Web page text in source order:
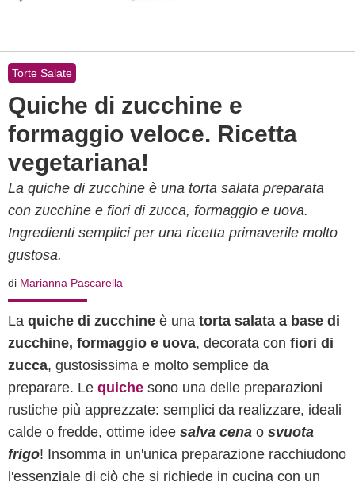
Torte Salate
Quiche di zucchine e
formaggio veloce. Ricetta
vegetariana!
La quiche di zucchine è una torta salata preparata
con zucchine e fiori di zucca, formaggio e uova.
Ingredienti semplici per una ricetta primaverile molto
gustosa.
di Marianna Pascarella
La quiche di zucchine è una torta salata a base di
zucchine, formaggio e uova, decorata con fiori di
zucca, gustosissima e molto semplice da
preparare. Le quiche sono una delle preparazioni
rustiche più apprezzate: semplici da realizzare, ideali
calde o fredde, ottime idee salva cena o svuota
frigo! Insomma in un'unica preparazione racchiudono
l'essenziale di ciò che si richiede in cucina con un